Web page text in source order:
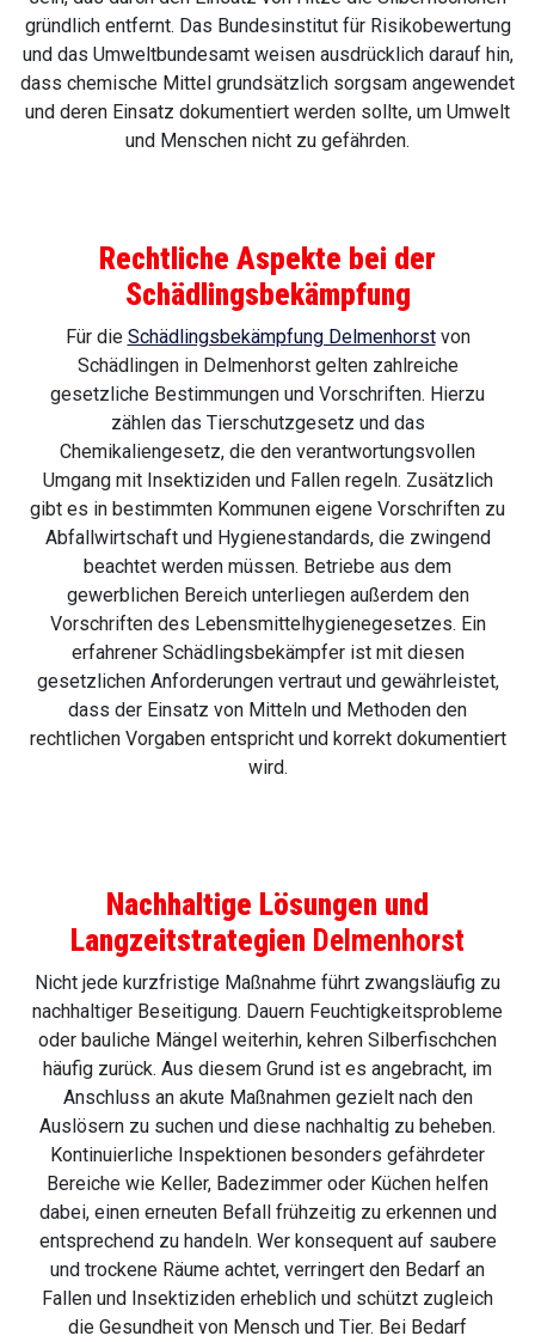
gründlich entfernt. Das Bundesinstitut für Risikobewertung
und das Umweltbundesamt weisen ausdrücklich darauf hin,
dass chemische Mittel grundsätzlich sorgsam angewendet
und deren Einsatz dokumentiert werden sollte, um Umwelt
und Menschen nicht zu gefährden.
Rechtliche Aspekte bei der
Schädlingsbekämpfung
Für die Schädlingsbekämpfung Delmenhorstvon
Schädlingen in Delmenhorst gelten zahlreiche
gesetzliche Bestimmungen und Vorschriften. Hierzu
zählen das Tierschutzgesetz und das
Chemikaliengesetz, die den verantwortungsvollen
Umgang mit Insektiziden und Fallen regeln. Zusätzlich
gibt es in bestimmten Kommunen eigene Vorschriften zu
Abfallwirtschaft und Hygienestandards, die zwingend
beachtet werden müssen. Betriebe aus dem
gewerblichen Bereich unterliegen außerdem den
Vorschriften des Lebensmittelhygienegesetzes. Ein
erfahrener Schädlingsbekämpfer ist mit diesen
gesetzlichen Anforderungen vertraut und gewährleistet,
dass der Einsatz von Mitteln und Methoden den
rechtlichen Vorgaben entspricht und korrekt dokumentiert
wird.
Nachhaltige Lösungen und
Langzeitstrategien Delmenhorst
Nicht jede kurzfristige Maßnahme führt zwangsläufig zu
nachhaltiger Beseitigung. Dauern Feuchtigkeitsprobleme
oder bauliche Mängel weiterhin, kehren Silberfischchen
häufig zurück. Aus diesem Grund ist es angebracht, im
Anschluss an akute Maßnahmen gezielt nach den
Auslösern zu suchen und diese nachhaltig zu beheben.
Kontinuierliche Inspektionen besonders gefährdeter
Bereiche wie Keller, Badezimmer oder Küchen helfen
dabei, einen erneuten Befall frühzeitig zu erkennen und
entsprechend zu handeln. Wer konsequent auf saubere
und trockene Räume achtet, verringert den Bedarf an
Fallen und Insektiziden erheblich und schützt zugleich
die Gesundheit von Mensch und Tier. Bei Bedarf